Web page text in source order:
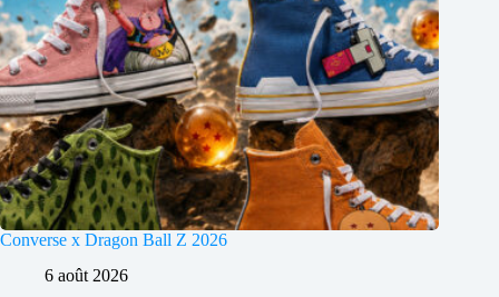
Converse x Dragon Ball Z 2026
6 août 2026